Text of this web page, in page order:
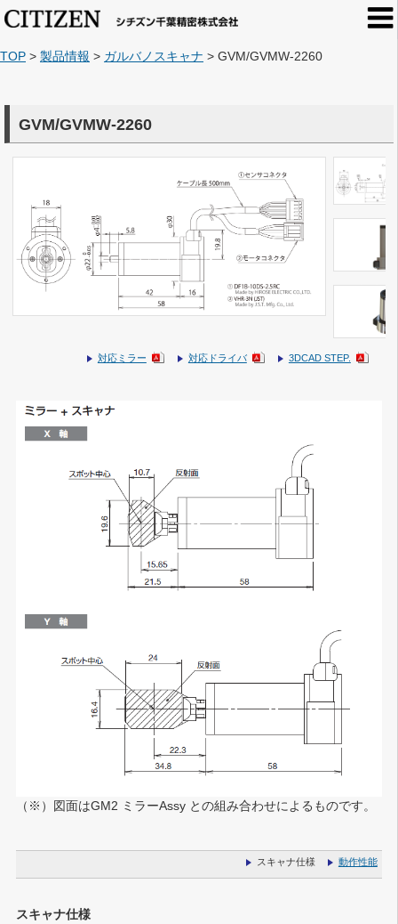
TOP > 製品情報 > ガルバノスキャナ > GVM/GVMW-2260
GVM/GVMW-2260
対応ミラー 対応ドライバ 3DCAD STEP.
（※） 図面はGM2 ミラーAssy との組み合わせによるものです。
スキャナ仕様 動作性能
スキャナ仕様